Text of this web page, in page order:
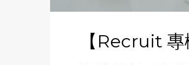
【Recruit